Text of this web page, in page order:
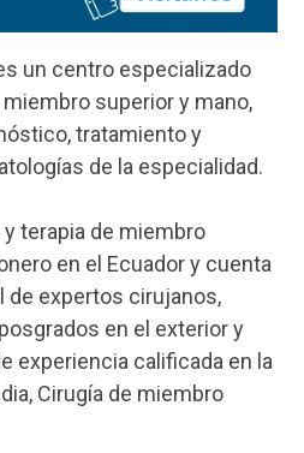
un centro especializado
superior y mano,
tratamiento y
de la especialidad.
terapia de miembro
en el Ecuador y cuenta
de expertos cirujanos,
en el exterior y
experiencia calificada en la
Cirugía de miembro